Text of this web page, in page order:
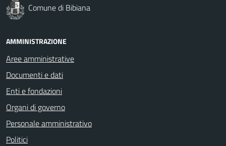
Comune di Bibiana
AMMINISTRAZIONE
Aree amministrative
Documenti e dati
Enti e fondazioni
Organi di governo
Personale amministrativo
Politici